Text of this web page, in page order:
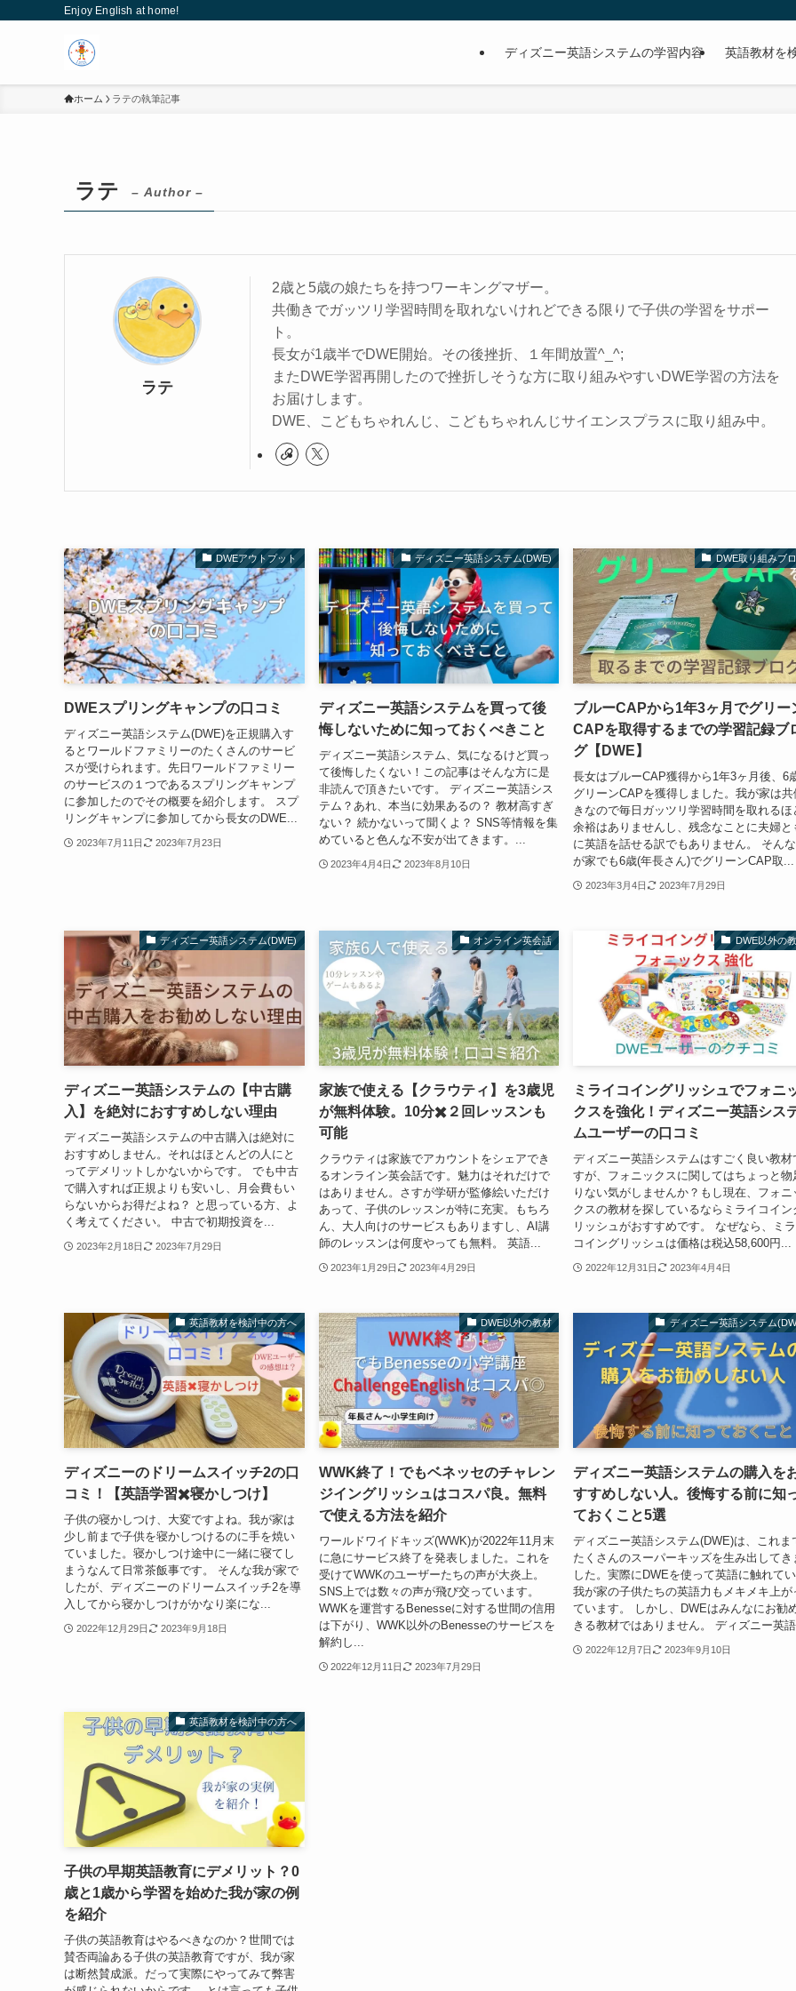
Enjoy English at home!
ディズニー英語システムの学習内容 英語教材を
ホーム ラテの執筆記事
ラテ – Author –
ラテ
2歳と5歳の娘たちを持つワーキングマザー。
共働きでガッツリ学習時間を取れないけれどできる限りで子供の学習をサポー
ト。
長女が1歳半でDWE開始。その後挫折、１年間放置^_^;
またDWE学習再開したので挫折しそうな方に取り組みやすいDWE学習の方法を
お届けします。
DWE、こどもちゃれんじ、こどもちゃれんじサイエンスプラスに取り組み中。
DWEアウトプット
DWEスプリングキャンプの口コミ
ディズニー英語システム(DWE)を正規購入す
るとワールドファミリーのたくさんのサービ
スが受けられます。先日ワールドファミリー
のサービスの１つであるスプリングキャンプ
に参加したのでその概要を紹介します。 スプ
リングキャンプに参加してから長女のDWE...
2023年7月11日 2023年7月23日
ディズニー英語システム(DWE)
ディズニー英語システムを買って後
悔しないために知っておくべきこと
ディズニー英語システム、気になるけど買っ
て後悔したくない！この記事はそんな方に是
非読んで頂きたいです。 ディズニー英語シス
テム？あれ、本当に効果あるの？ 教材高すぎ
ない？ 続かないって聞くよ？ SNS等情報を集
めていると色んな不安が出てきます。...
2023年4月4日 2023年8月10日
DWE取り組みブ
ブルーCAPから1年3ヶ月でグリー
CAPを取得するまでの学習記録ブ
グ【DWE】
長女はブルーCAP獲得から1年3ヶ月後、6
グリーンCAPを獲得しました。我が家は共
きなので毎日ガッツリ学習時間を取れるほ
余裕はありませんし、残念なことに夫婦と
に英語を話せる訳でもありません。 そん
が家でも6歳(年長さん)でグリーンCAP取...
2023年3月4日 2023年7月29日
ディズニー英語システム(DWE)
ディズニー英語システムの【中古購
入】を絶対におすすめしない理由
ディズニー英語システムの中古購入は絶対に
おすすめしません。それはほとんどの人にと
ってデメリットしかないからです。 でも中古
で購入すれば正規よりも安いし、月会費もい
らないからお得だよね？ と思っている方、よ
く考えてください。 中古で初期投資を...
2023年2月18日 2023年7月29日
オンライン英会話
家族で使える【クラウティ】を3歳児
が無料体験。10分✖️２回レッスンも
可能
クラウティは家族でアカウントをシェアでき
るオンライン英会話です。魅力はそれだけで
はありません。さすが学研が監修絵いただけ
あって、子供のレッスンが特に充実。もちろ
ん、大人向けのサービスもありますし、AI講
師のレッスンは何度やっても無料。 英語...
2023年1月29日 2023年4月29日
DWE以外の
ミライコイングリッシュでフォニ
クスを強化！ディズニー英語シス
ムユーザーの口コミ
ディズニー英語システムはすごく良い教材
すが、フォニックスに関してはちょっと物
りない気がしませんか？もし現在、フォニ
クスの教材を探しているならミライコイン
リッシュがおすすめです。 なぜなら、ミ
コイングリッシュは価格は税込58,600円...
2022年12月31日 2023年4月4日
英語教材を検討中の方へ
ディズニーのドリームスイッチ2の口
コミ！【英語学習✖️寝かしつけ】
子供の寝かしつけ、大変ですよね。我が家は
少し前まで子供を寝かしつけるのに手を焼い
ていました。寝かしつけ途中に一緒に寝てし
まうなんて日常茶飯事です。 そんな我が家で
したが、ディズニーのドリームスイッチ2を導
入してから寝かしつけがかなり楽にな...
2022年12月29日 2023年9月18日
DWE以外の教材
WWK終了！でもベネッセのチャレン
ジイングリッシュはコスパ良。無料
で使える方法を紹介
ワールドワイドキッズ(WWK)が2022年11月末
に急にサービス終了を発表しました。これを
受けてWWKのユーザーたちの声が大炎上。
SNS上では数々の声が飛び交っています。
WWKを運営するBenesseに対する世間の信用
は下がり、WWK以外のBenesseのサービスを
解約し...
2022年12月11日 2023年7月29日
ディズニー英語システム
ディズニー英語システムの購入を
すすめしない人。後悔する前に知
ておくこと5選
ディズニー英語システム(DWE)は、これま
たくさんのスーパーキッズを生み出してき
した。実際にDWEを使って英語に触れて
我が家の子供たちの英語力もメキメキ上が
ています。 しかし、DWEはみんなにお勧
きる教材ではありません。 ディズニー英語
2022年12月7日 2023年9月10日
英語教材を検討中の方へ
子供の早期英語教育にデメリット？0
歳と1歳から学習を始めた我が家の例
を紹介
子供の英語教育はやるべきなのか？世間では
賛否両論ある子供の英語教育ですが、我が家
は断然賛成派。だって実際にやってみて弊害